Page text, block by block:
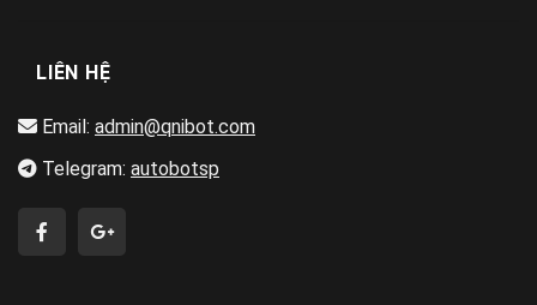
LIÊN HỆ
Email: admin@qnibot.com
Telegram: autobotsp